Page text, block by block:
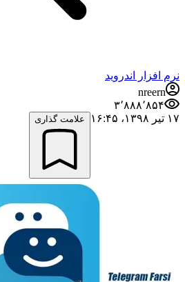
نرم افزار اندروید
nreern
۳٬۸۸۸٬۸۵۴
۱۷ تیر ۱۳۹۸،‏ ۱۶:۴۵
علامت گذاری